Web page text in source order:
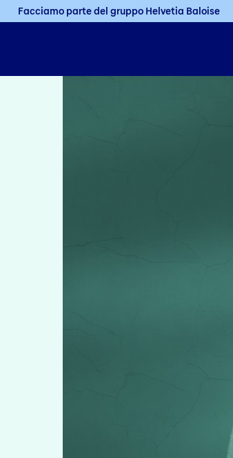
Facciamo parte del gruppo Helvetia Baloise